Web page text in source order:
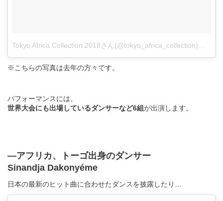
※こちらの写真は去年の方々です。
パフォーマンスには、
世界大会にも出場しているダンサーなど6組が出演します。
―アフリカ、トーゴ出身のダンサー
Sinandja Dakonyéme
日本の最新のヒット曲に合わせたダンスを披露したり…